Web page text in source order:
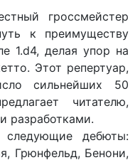
гроссмейстер
к преимуществу
1.d4, делая упор на
Этот репертуар,
сильнейших 50
читателю,
разработками.
дебюты:
Грюнфельд, Бенони,